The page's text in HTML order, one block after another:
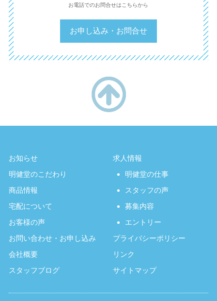
お電話でのお問合せはこちらから
お申し込み・お問合せ
お知らせ
明健堂のこだわり
商品情報
宅配について
お客様の声
お問い合わせ・お申し込み
会社概要
スタッフブログ
求人情報
明健堂の仕事
スタッフの声
募集内容
エントリー
プライバシーポリシー
リンク
サイトマップ